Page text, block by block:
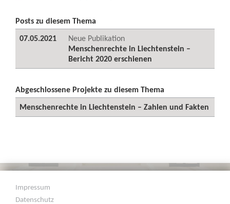
Posts zu diesem Thema
07.05.2021
Neue Publikation
Menschenrechte in Liechtenstein –
Bericht 2020 erschienen
Abgeschlossene Projekte zu diesem Thema
Menschenrechte in Liechtenstein – Zahlen und Fakten
Impressum
Datenschutz